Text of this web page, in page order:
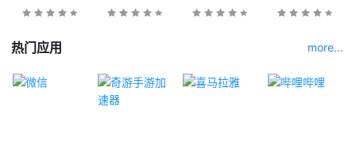
热门应用 more...